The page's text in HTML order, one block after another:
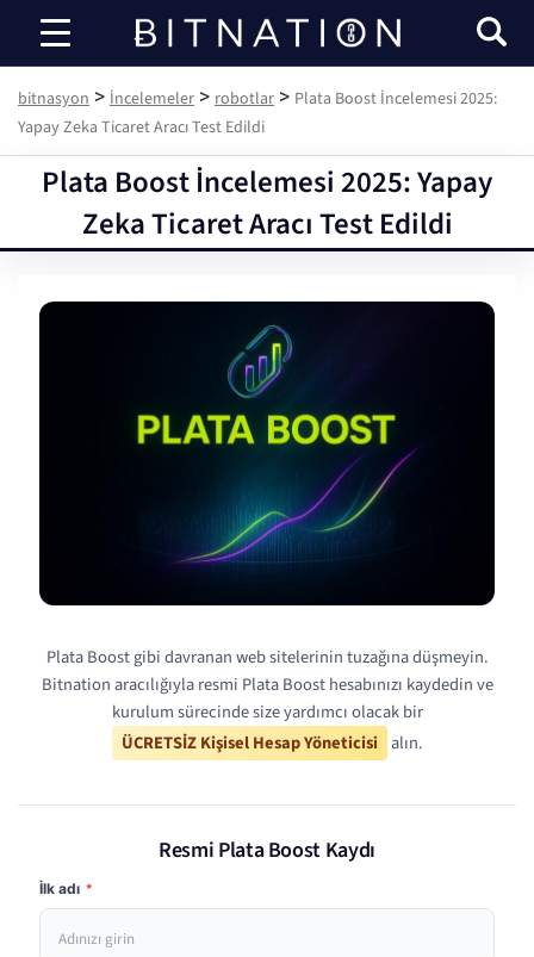
bitnasyon
bitnasyon > İncelemeler > robotlar > Plata Boost İncelemesi 2025:
Yapay Zeka Ticaret Aracı Test Edildi
Plata Boost İncelemesi 2025: Yapay
Zeka Ticaret Aracı Test Edildi
Plata Boost gibi davranan web sitelerinin tuzağına düşmeyin.
Bitnation aracılığıyla resmi Plata Boost hesabınızı kaydedin ve
kurulum sürecinde size yardımcı olacak bir
ÜCRETSİZ Kişisel Hesap Yöneticisi alın.
Resmi Plata Boost Kaydı
İlk adı *